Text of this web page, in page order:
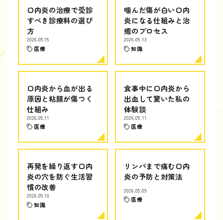
口内炎の治療で受診
すべき診療科の選び
方
2026.05.15
医療
噛んだ傷が白い口内
炎になる仕組みと治
癒のプロセス
2026.05.13
知識
口内炎から血が出る
原因と粘膜が傷つく
仕組み
2026.05.11
医療
食事中に口内炎から
出血して驚いた私の
体験談
2026.05.11
医療
再発を繰り返す口内
炎の穴を防ぐ生活習
慣の改善
2026.05.10
知識
リンパまで痛む口内
炎の予防と対策法
2026.05.09
医療